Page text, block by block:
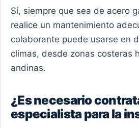
Sí, siempre que sea de acero
realice un mantenimiento
colaborante puede usarse en
climas, desde zonas costeras
andinas.
¿Es necesario
especialista para la